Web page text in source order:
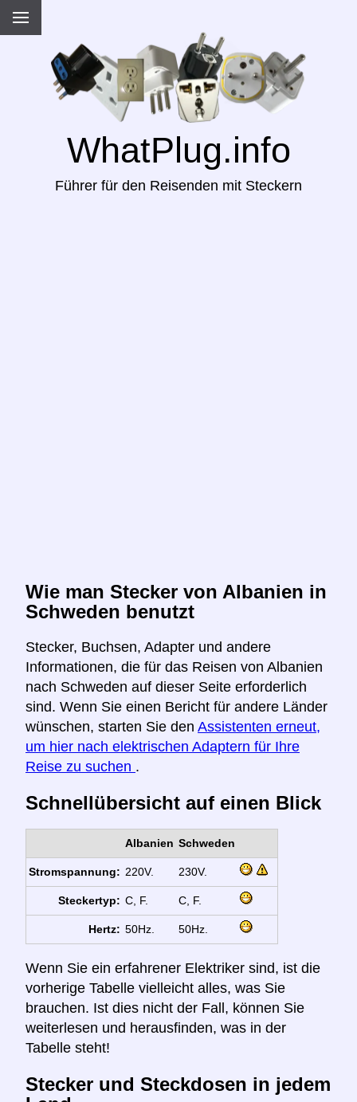
WhatPlug.info
Führer für den Reisenden mit Steckern
Wie man Stecker von Albanien in
Schweden benutzt
Stecker, Buchsen, Adapter und andere
Informationen, die für das Reisen von Albanien
nach Schweden auf dieser Seite erforderlich
sind. Wenn Sie einen Bericht für andere Länder
wünschen, starten Sie den Assistenten erneut,
um hier nach elektrischen Adaptern für Ihre
Reise zu suchen .
Schnellübersicht auf einen Blick
Albanien Schweden
Stromspannung: 220V. 230V.
Steckertyp: C, F. C, F.
Hertz: 50Hz. 50Hz.
Wenn Sie ein erfahrener Elektriker sind, ist die
vorherige Tabelle vielleicht alles, was Sie
brauchen. Ist dies nicht der Fall, können Sie
weiterlesen und herausfinden, was in der
Tabelle steht!
Stecker und Steckdosen in jedem